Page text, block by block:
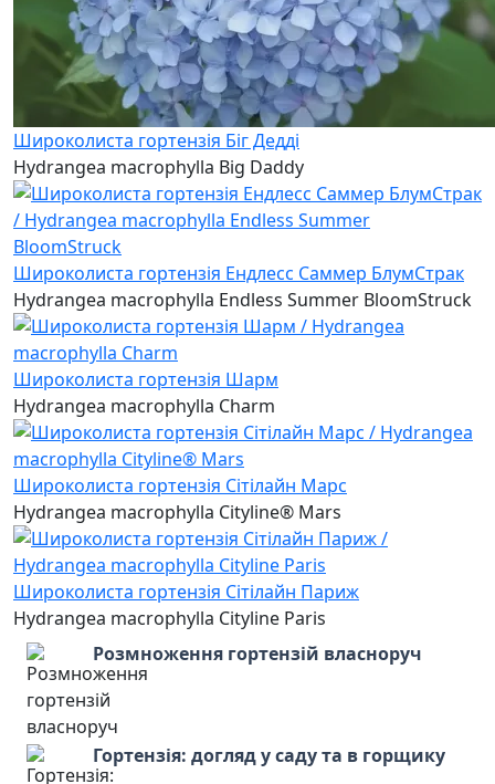
Широколиста гортензія Біг Дедді
Hydrangea macrophylla Big Daddy
Широколиста гортензія Ендлесс Саммер БлумСтрак
Hydrangea macrophylla Endless Summer BloomStruck
Широколиста гортензія Шарм
Hydrangea macrophylla Charm
Широколиста гортензія Сітілайн Марс
Hydrangea macrophylla Cityline® Mars
Широколиста гортензія Сітілайн Париж
Hydrangea macrophylla Cityline Paris
Розмноження гортензій власноруч
Гортензія: догляд у саду та в горщику